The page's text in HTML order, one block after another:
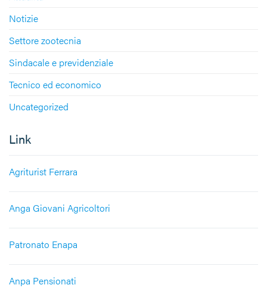
Notizie
Settore zootecnia
Sindacale e previdenziale
Tecnico ed economico
Uncategorized
Link
Agriturist Ferrara
Anga Giovani Agricoltori
Patronato Enapa
Anpa Pensionati